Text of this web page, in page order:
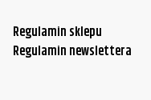
Regulamin sklepu
Regulamin newslettera